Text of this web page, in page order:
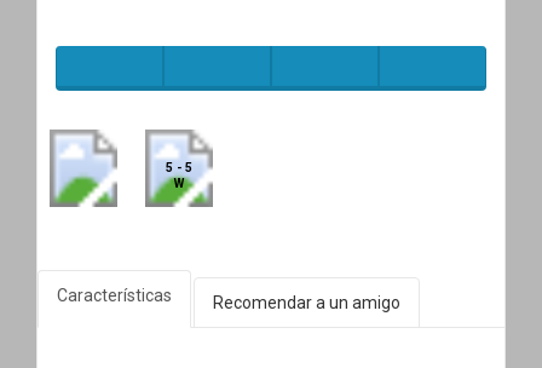
5 - 5
W
Características Recomendar a un amigo